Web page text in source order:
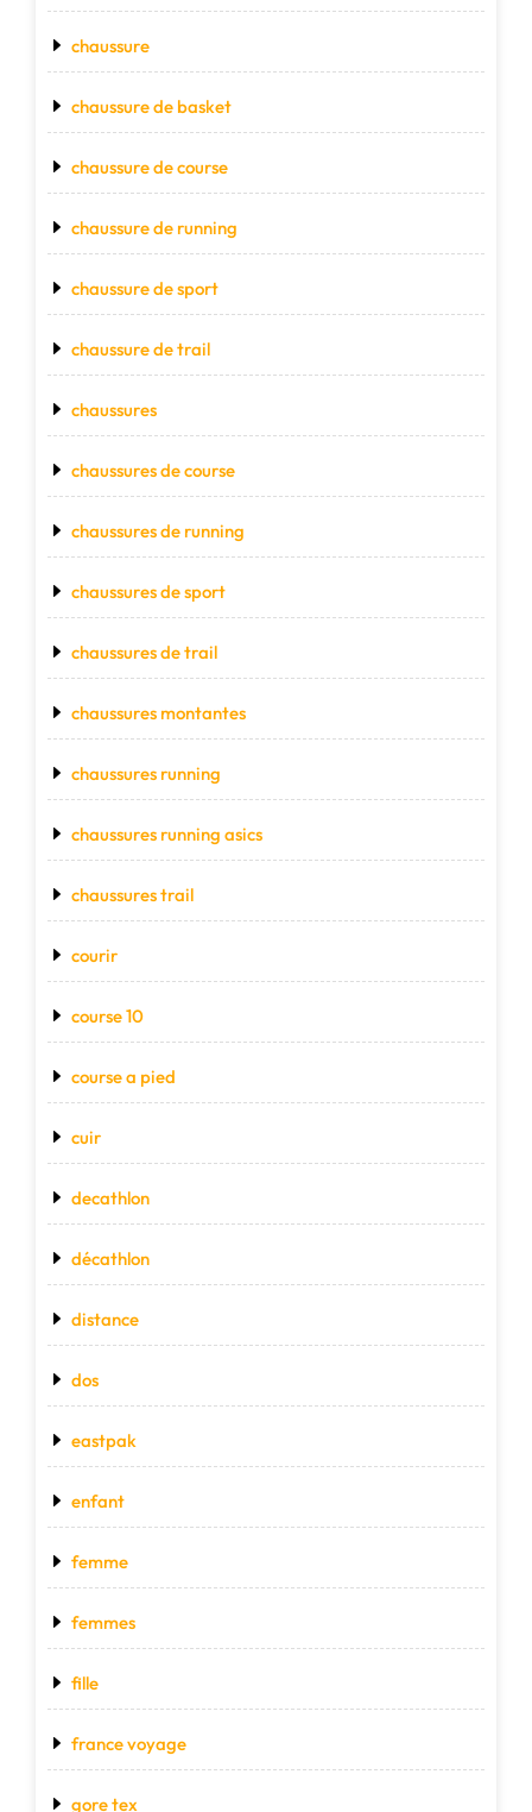
chaussure
chaussure de basket
chaussure de course
chaussure de running
chaussure de sport
chaussure de trail
chaussures
chaussures de course
chaussures de running
chaussures de sport
chaussures de trail
chaussures montantes
chaussures running
chaussures running asics
chaussures trail
courir
course 10
course a pied
cuir
decathlon
décathlon
distance
dos
eastpak
enfant
femme
femmes
fille
france voyage
gore tex